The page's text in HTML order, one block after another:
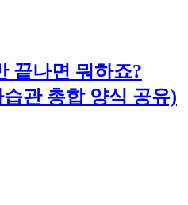
끝나면 뭐하죠?
관 총합 양식 공유)